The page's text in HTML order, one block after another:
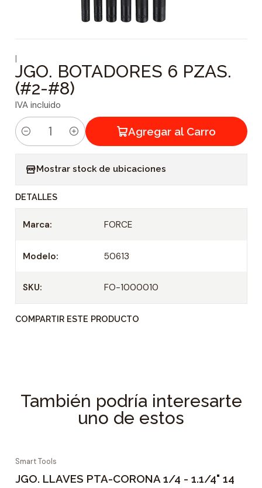
|
JGO. BOTADORES 6 PZAS.
(#2-#8)
IVA incluido
C
Agregar al Carro
Mostrar stock de ubicaciones
DETALLES
Marca: FORCE
Modelo: 50613
SKU: FO-1000010
COMPARTIR ESTE PRODUCTO
También podría interesarte
uno de estos
Smart Tools
JGO. LLAVES PTA-CORONA 1/4 - 1.1/4" 14